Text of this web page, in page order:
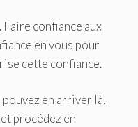
confiance aux
en vous pour
cette confiance.
en arriver là,
procédez en